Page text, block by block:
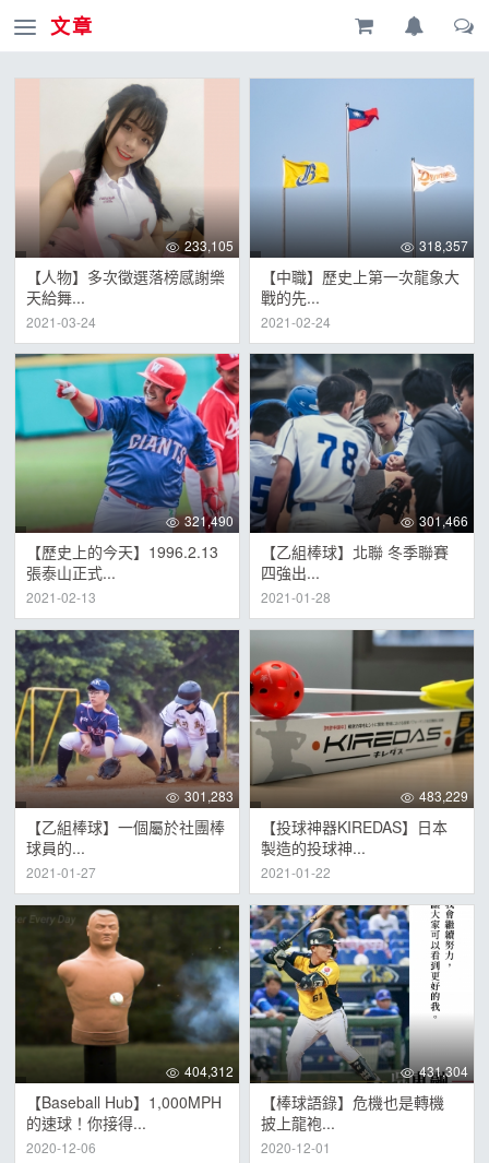
文章
233,105
【人物】多次徵選落榜感謝樂
天給舞...
2021-03-24
318,357
【中職】歷史上第一次龍象大
戰的先...
2021-02-24
321,490
【歷史上的今天】1996.2.13
張泰山正式...
2021-02-13
301,466
【乙組棒球】北聯 冬季聯賽
四強出...
2021-01-28
301,283
【乙組棒球】一個屬於社團棒
球員的...
2021-01-27
483,229
【投球神器KIREDAS】日本
製造的投球神...
2021-01-22
404,312
【Baseball Hub】1,000MPH
的速球！你接得...
2020-12-06
431,304
【棒球語錄】危機也是轉機
披上龍袍...
2020-12-01